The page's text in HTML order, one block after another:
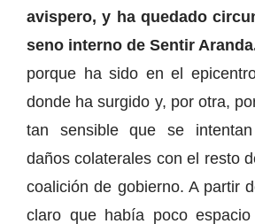
avispero, y ha quedado
seno interno de Sentir
porque ha sido en el
donde ha surgido y, por otra,
tan sensible que se
daños colaterales con el resto
coalición de gobierno. A partir
claro que había poco